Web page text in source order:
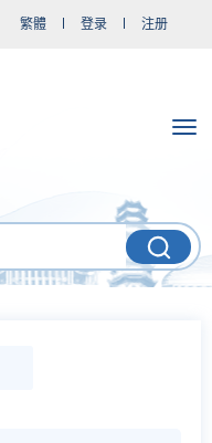
繁體 登录 注册